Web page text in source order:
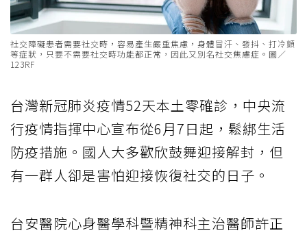
社交障礙患者需要社交時，容易產生嚴重焦慮，身體冒汗、發抖、打冷顫
等症狀，只要不需要社交時功能都正常，因此又別名社交焦慮症。圖／
123RF
台灣新冠肺炎疫情52天本土零確診，中央流
行疫情指揮中心宣布從6月7日起，鬆綁生活
防疫措施。國人大多歡欣鼓舞迎接解封，但
有一群人卻是害怕迎接恢復社交的日子。
台安醫院心身醫學科暨精神科主治醫師許正